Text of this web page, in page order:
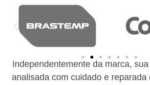
Independentemente da marca,
analisada com cuidado e reparada